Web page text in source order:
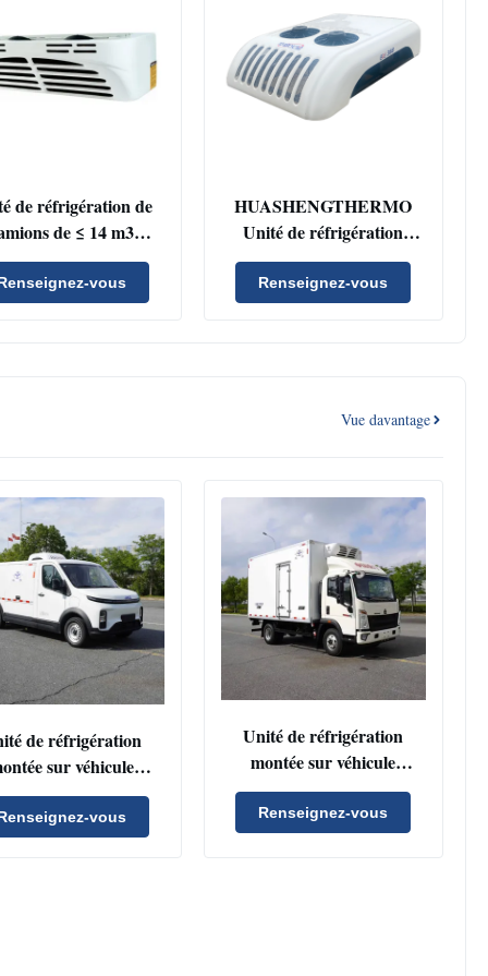
de réfrigération de
de ≤ 14 m3
de boîte R404a
de réfrigération et
indépendant pour le
vous
HUASHENGTHERMO
Unité de réfrigération
entièrement électrique avec
conception compacte et
étanche IP67 pour camions
Renseignez-vous
Vue davantage
de réfrigération
sur véhicule
avec
à flux parallèle
R404a pour
vous
Unité de réfrigération
montée sur véhicule
personnalisable avec
condenseur à flux parallèle
et réfrigérant R404a pour
Renseignez-vous